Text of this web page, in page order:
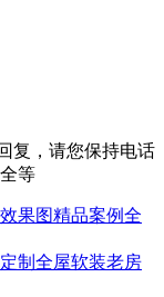
复，请您保持电话
等
果图精品案例全
制 全屋软装老房